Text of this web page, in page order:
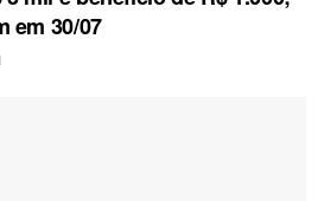
em 30/07